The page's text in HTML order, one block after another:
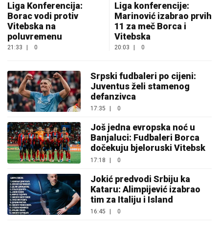
Liga Konferencija:
Borac vodi protiv
Vitebska na
poluvremenu
21:33 0
Liga konferencije:
Marinović izabrao prvih
11 za meč Borca i
Vitebska
20:03 0
Srpski fudbaleri po cijeni:
Juventus želi stamenog
defanzivca
17:35 0
Još jedna evropska noć u
Banjaluci: Fudbaleri Borca
dočekuju bjeloruski Vitebsk
17:18 | 0
Jokić predvodi Srbiju ka
Kataru: Alimpijević izabrao
tim za Italiju i Island
16:45 | 0